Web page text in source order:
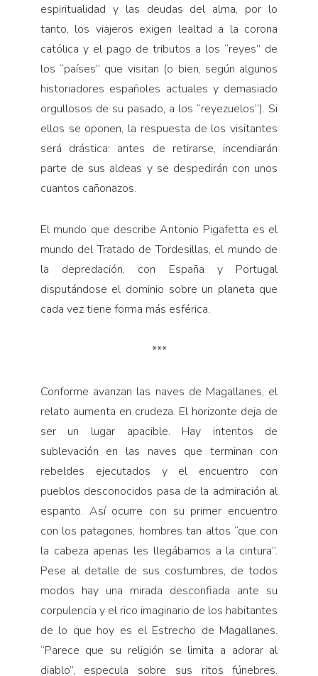
espiritualidad y las deu­das del alma, por lo
tanto, los viajeros exigen lealtad a la corona
católica y el pago de tributos a los “reyes” de
los “países” que visitan (o bien, según algunos
his­toriadores españoles actuales y demasiado
orgullosos de su pasado, a los “reyezuelos”). Si
ellos se oponen, la respuesta de los visitantes
será drástica: antes de reti­rarse, incendiarán
parte de sus aldeas y se despedirán con unos
cuantos cañonazos.
El mundo que describe Antonio Pigafetta es el
mundo del Tratado de Tordesillas, el mundo de
la depredación, con España y Portugal
disputándose el dominio sobre un planeta que
cada vez tiene forma más esférica.
***
Conforme avanzan las naves de Magallanes, el
relato aumenta en crudeza. El horizonte deja de
ser un lu­gar apacible. Hay intentos de
sublevación en las naves que terminan con
rebeldes ejecutados y el encuentro con
pueblos desconocidos pasa de la admiración al
espanto. Así ocurre con su primer encuentro
con los patagones, hombres tan altos “que con
la cabeza ape­nas les llegábamos a la cintura”.
Pese al detalle de sus costumbres, de todos
modos hay una mirada descon­fiada ante su
corpulencia y el rico imaginario de los habitantes
de lo que hoy es el Estrecho de Magallanes.
“Parece que su religión se limita a adorar al
diablo”, es­pecula sobre sus ritos fúnebres.